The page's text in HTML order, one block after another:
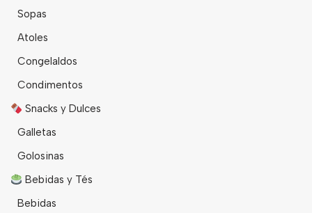
Sopas
Atoles
Congelaldos
Condimentos
Snacks y Dulces
Galletas
Golosinas
Bebidas y Tés
Bebidas